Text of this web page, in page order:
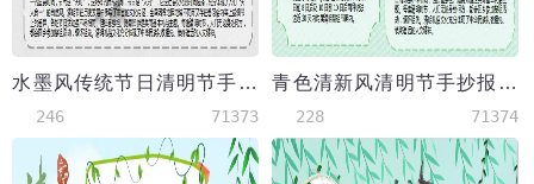
水墨风传统节日清明节手抄报Word模板
246 71373
青色清新风清明节手抄报Word模板
228 71374